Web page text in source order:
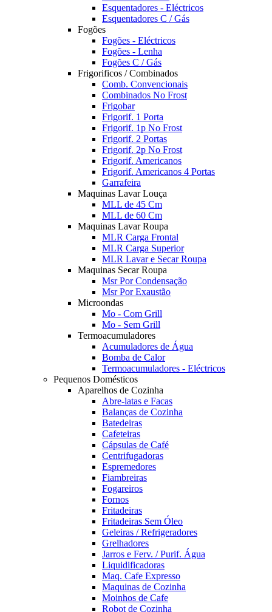
Esquentadores - Eléctricos
Esquentadores C / Gás
Fogões
Fogões - Eléctricos
Fogões - Lenha
Fogões C / Gás
Frigorificos / Combinados
Comb. Convencionais
Combinados No Frost
Frigobar
Frigorif. 1 Porta
Frigorif. 1p No Frost
Frigorif. 2 Portas
Frigorif. 2p No Frost
Frigorif. Americanos
Frigorif. Americanos 4 Portas
Garrafeira
Maquinas Lavar Louça
MLL de 45 Cm
MLL de 60 Cm
Maquinas Lavar Roupa
MLR Carga Frontal
MLR Carga Superior
MLR Lavar e Secar Roupa
Maquinas Secar Roupa
Msr Por Condensação
Msr Por Exaustão
Microondas
Mo - Com Grill
Mo - Sem Grill
Termoacumuladores
Acumuladores de Água
Bomba de Calor
Termoacumuladores - Eléctricos
Pequenos Domésticos
Aparelhos de Cozinha
Abre-latas e Facas
Balanças de Cozinha
Batedeiras
Cafeteiras
Cápsulas de Café
Centrifugadoras
Espremedores
Fiambreiras
Fogareiros
Fornos
Fritadeiras
Fritadeiras Sem Óleo
Geleiras / Refrigeradores
Grelhadores
Jarros e Ferv. / Purif. Água
Liquidificadoras
Maq. Cafe Expresso
Maquinas de Cozinha
Moinhos de Cafe
Robot de Cozinha